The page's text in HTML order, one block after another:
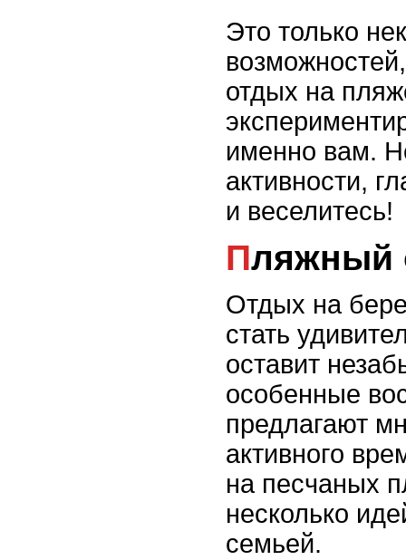
Это только
отдых на
именно вам.
активности,
и веселитесь!
Отдых на
стать
оставит
особенные
предлагают
активного
на песчаных
несколько
семьей.